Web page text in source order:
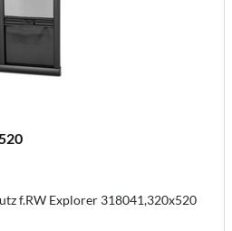
f.RW Explorer 318041,320x520